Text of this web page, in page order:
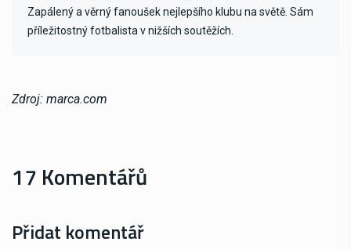
Zapálený a věrný fanoušek nejlepšího klubu na světě. Sám
příležitostný fotbalista v nižších soutěžích.
Zdroj: marca.com
17 Komentářů
Přidat komentář